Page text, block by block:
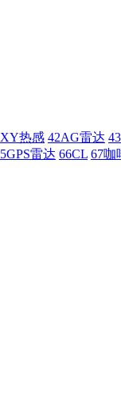
热感 42AG雷达
雷达 66CL 67咖